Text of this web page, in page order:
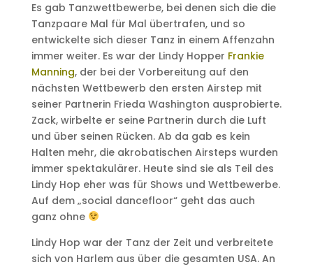
Es gab Tanzwettbewerbe, bei denen sich die die
Tanzpaare Mal für Mal übertrafen, und so
entwickelte sich dieser Tanz in einem Affenzahn
immer weiter. Es war der Lindy Hopper Frankie
Manning, der bei der Vorbereitung auf den
nächsten Wettbewerb den ersten Airstep mit
seiner Partnerin Frieda Washington ausprobierte.
Zack, wirbelte er seine Partnerin durch die Luft
und über seinen Rücken. Ab da gab es kein
Halten mehr, die akrobatischen Airsteps wurden
immer spektakulärer. Heute sind sie als Teil des
Lindy Hop eher was für Shows und Wettbewerbe.
Auf dem „social dancefloor“ geht das auch
ganz ohne
Lindy Hop war der Tanz der Zeit und verbreitete
sich von Harlem aus über die gesamten USA. An